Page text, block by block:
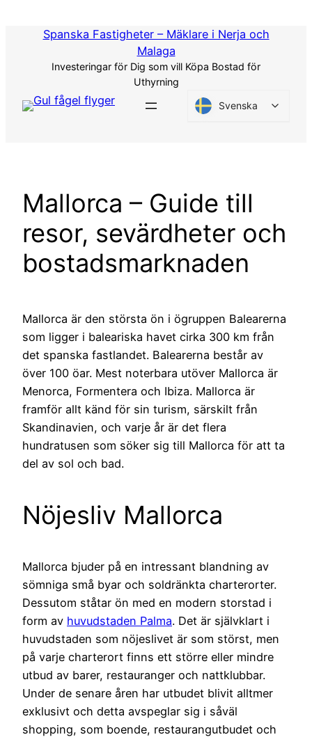
Spanska Fastigheter – Mäklare i Nerja och
Malaga
Investeringar för Dig som vill Köpa Bostad för
Uthyrning
Svenska
Mallorca – Guide till
resor, sevärdheter och
bostadsmarknaden
Mallorca är den största ön i ögruppen Balearerna
som ligger i baleariska havet cirka 300 km från
det spanska fastlandet. Balearerna består av
över 100 öar. Mest noterbara utöver Mallorca är
Menorca, Formentera och Ibiza. Mallorca är
framför allt känd för sin turism, särskilt från
Skandinavien, och varje år är det flera
hundratusen som söker sig till Mallorca för att ta
del av sol och bad.
Nöjesliv Mallorca
Mallorca bjuder på en intressant blandning av
sömniga små byar och soldränkta charterorter.
Dessutom ståtar ön med en modern storstad i
form av huvudstaden Palma. Det är självklart i
huvudstaden som nöjeslivet är som störst, men
på varje charterort finns ett större eller mindre
utbud av barer, restauranger och nattklubbar.
Under de senare åren har utbudet blivit alltmer
exklusivt och detta avspeglar sig i såväl
shopping, som boende, restaurangutbudet och